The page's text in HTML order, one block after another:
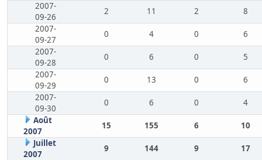
2007-
09-26
2 11 2
8
2007-
09-27
0 4 0
6
2007-
09-28
0 6 0
5
2007-
09-29
0 13 0
6
2007-
09-30
0 6 0
4
Août
2007
15 155 6
10
Juillet
2007
9 144 9
17